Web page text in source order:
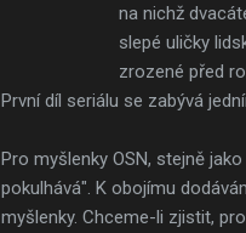
na nichž
slepé uličky
zrozené před
První díl seriálu se zabývá
Pro myšlenky OSN, stejně
pokulhává". K obojímu
myšlenky. Chceme-li zjistit,